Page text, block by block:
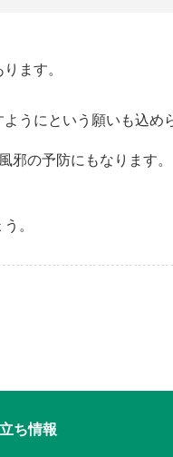
ます。
うにという願いも込め
の予防にもなります。
。
ち情報